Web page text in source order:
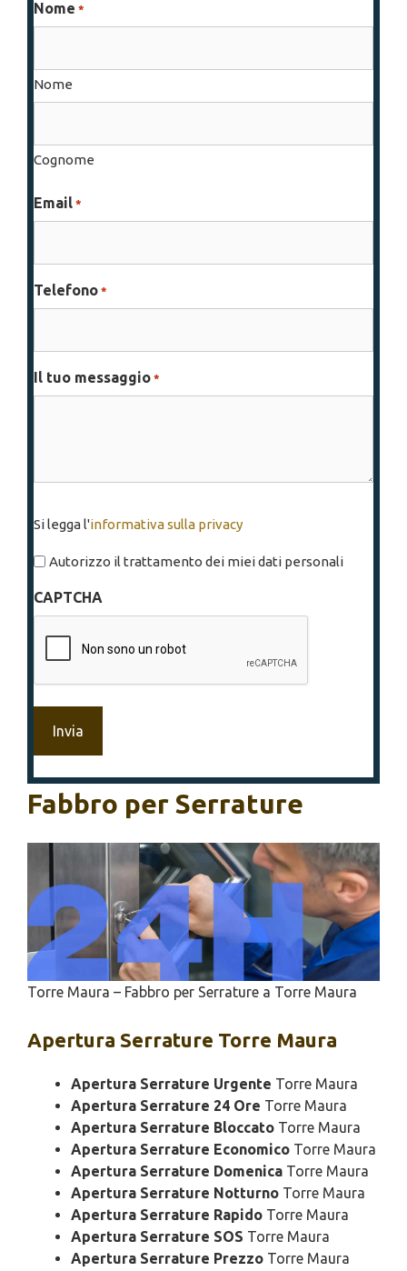
Nome *
Nome
Cognome
Email *
Telefono *
Il tuo messaggio *
legga
l'informativa
privacy
Si legga l'informativa sulla privacy
Autorizzo il trattamento dei miei dati personali
CAPTCHA
Fabbro per Serrature
Torre Maura – Fabbro per Serrature a Torre Maura
Apertura Serrature Torre Maura
Apertura Serrature Urgente Torre Maura
Apertura Serrature 24 Ore Torre Maura
Apertura Serrature Bloccato Torre Maura
Apertura Serrature Economico Torre Maura
Apertura Serrature Domenica Torre Maura
Apertura Serrature Notturno Torre Maura
Apertura Serrature Rapido Torre Maura
Apertura Serrature SOS Torre Maura
Apertura Serrature Prezzo Torre Maura